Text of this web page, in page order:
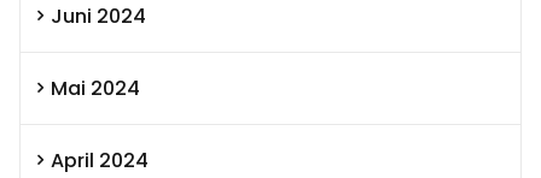
Juni 2024
Mai 2024
April 2024